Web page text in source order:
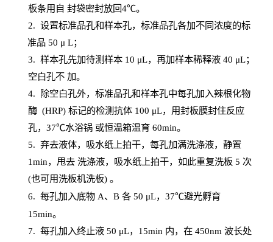
板条用自 封袋密封放回4℃。
2. 设置标准品孔和样本孔，标准品孔各加不同浓度的标
准品 50 μ L；
3. 样本孔先加待测样本 10 μL，再加样本稀释液 40 μL；
空白孔不 加。
4.
除空白孔外，标准品孔和样本孔中每孔加入辣根化物
酶 (HRP) 标记的检测抗体 100 μL，用封板膜封住反应
孔， 37℃水浴锅 或恒温箱温育60min。
5. 弃去液体，吸水纸上拍干，每孔加满洗涤液，静置
1min，甩去 洗涤液，吸水纸上拍干，如此重复洗板 5 次
(也可用洗板机洗板) 。
6. 每孔加入底物A、B 各 50 μL，37℃避光孵育
15min。
7. 每孔加入终止液 50 μL， 15min 内，在450nm 波长处